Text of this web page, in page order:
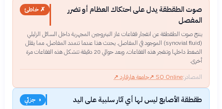
صوت الطقطقة يدل على احتكاك العظام أو تضرر
المفصل
✗ خاطئ
ينتج صوت الطقطقة عن انفجار فقاعات غاز النيتروجين المجهرية داخل السائل الزليلي
(synovial fluid) الموجود في المفاصل. يحدث هذا عندما تتمدد المفاصل، مما يقلل
الضغط داخلها وتنفجر هذه الفقاعات، وبعد حوالي 20 دقيقة تتشكل هذه الفقاعات مرة
أخرى.
المصادر:SQ Online
↗جامعة هارفارد ↗
طقطقة الأصابع ليس لها أي آثار سلبية على اليد
◑ جزئي